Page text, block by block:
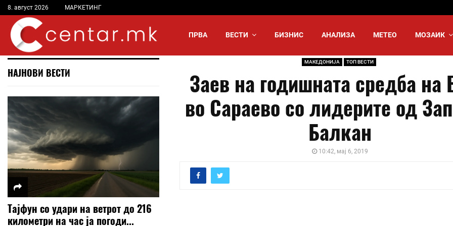
8. август 2026 МАРКЕТИНГ
ПРВА ВЕСТИ БИЗНИС АНАЛИЗА МЕТЕО МОЗАИК
МАКЕДОНИЈА ТОП ВЕСТИ
Заев на годишната средба на
во Сараево со лидерите од
Балкан
10:42, мај 6, 2019
НАЈНОВИ ВЕСТИ
Тајфун со удари на ветрот до 216
километри на час ја погоди...